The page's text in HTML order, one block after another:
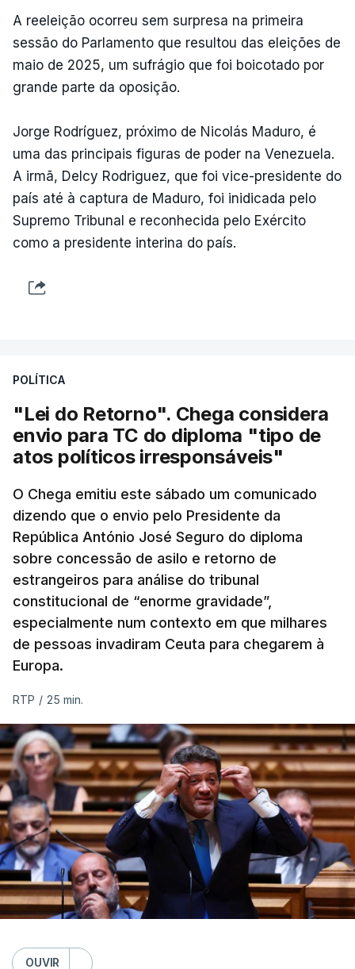
A reeleição ocorreu sem surpresa na primeira
sessão do Parlamento que resultou das eleições de
maio de 2025, um sufrágio que foi boicotado por
grande parte da oposição.
Jorge Rodríguez, próximo de Nicolás Maduro, é
uma das principais figuras de poder na Venezuela.
A irmã, Delcy Rodriguez, que foi vice-presidente do
país até à captura de Maduro, foi inidicada pelo
Supremo Tribunal e reconhecida pelo Exército
como a presidente interina do país.
POLÍTICA
"Lei do Retorno". Chega considera
envio para TC do diploma "tipo de
atos políticos irresponsáveis"
O Chega emitiu este sábado um comunicado
dizendo que o envio pelo Presidente da
República António José Seguro do diploma
sobre concessão de asilo e retorno de
estrangeiros para análise do tribunal
constitucional de “enorme gravidade”,
especialmente num contexto em que milhares
de pessoas invadiram Ceuta para chegarem à
Europa.
RTP / 25 min.
OUVIR